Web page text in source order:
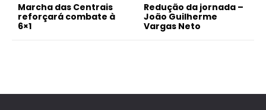
Marcha das Centrais
reforçará combate à
6×1
Redução da jornada –
João Guilherme
Vargas Neto